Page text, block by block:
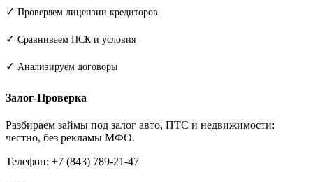
✓ Проверяем лицензии кредиторов
✓ Сравниваем ПСК и условия
✓ Анализируем договоры
Залог-Проверка
Разбираем займы под залог авто, ПТС и недвижимости:
честно, без рекламы МФО.
Телефон: +7 (843) 789-21-47